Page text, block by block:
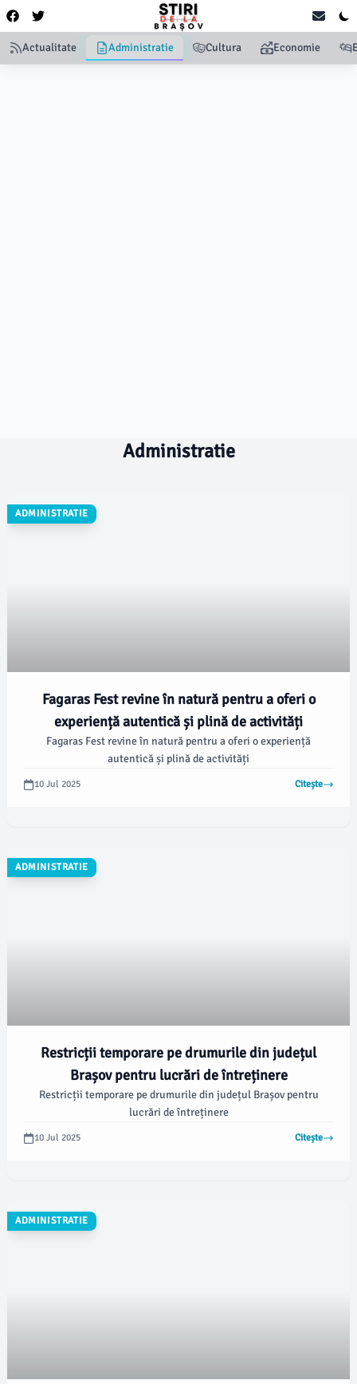
Actualitate Administratie Cultura Economie
Administratie
ADMINISTRATIE
Fagaras Fest revine în natură pentru a oferi o
experiență autentică și plină de activități
Fagaras Fest revine în natură pentru a oferi o experiență
autentică și plină de activități
10 Jul 2025 Citește
ADMINISTRATIE
Restricții temporare pe drumurile din județul
Brașov pentru lucrări de întreținere
Restricții temporare pe drumurile din județul Brașov pentru
lucrări de întreținere
10 Jul 2025 Citește
ADMINISTRATIE